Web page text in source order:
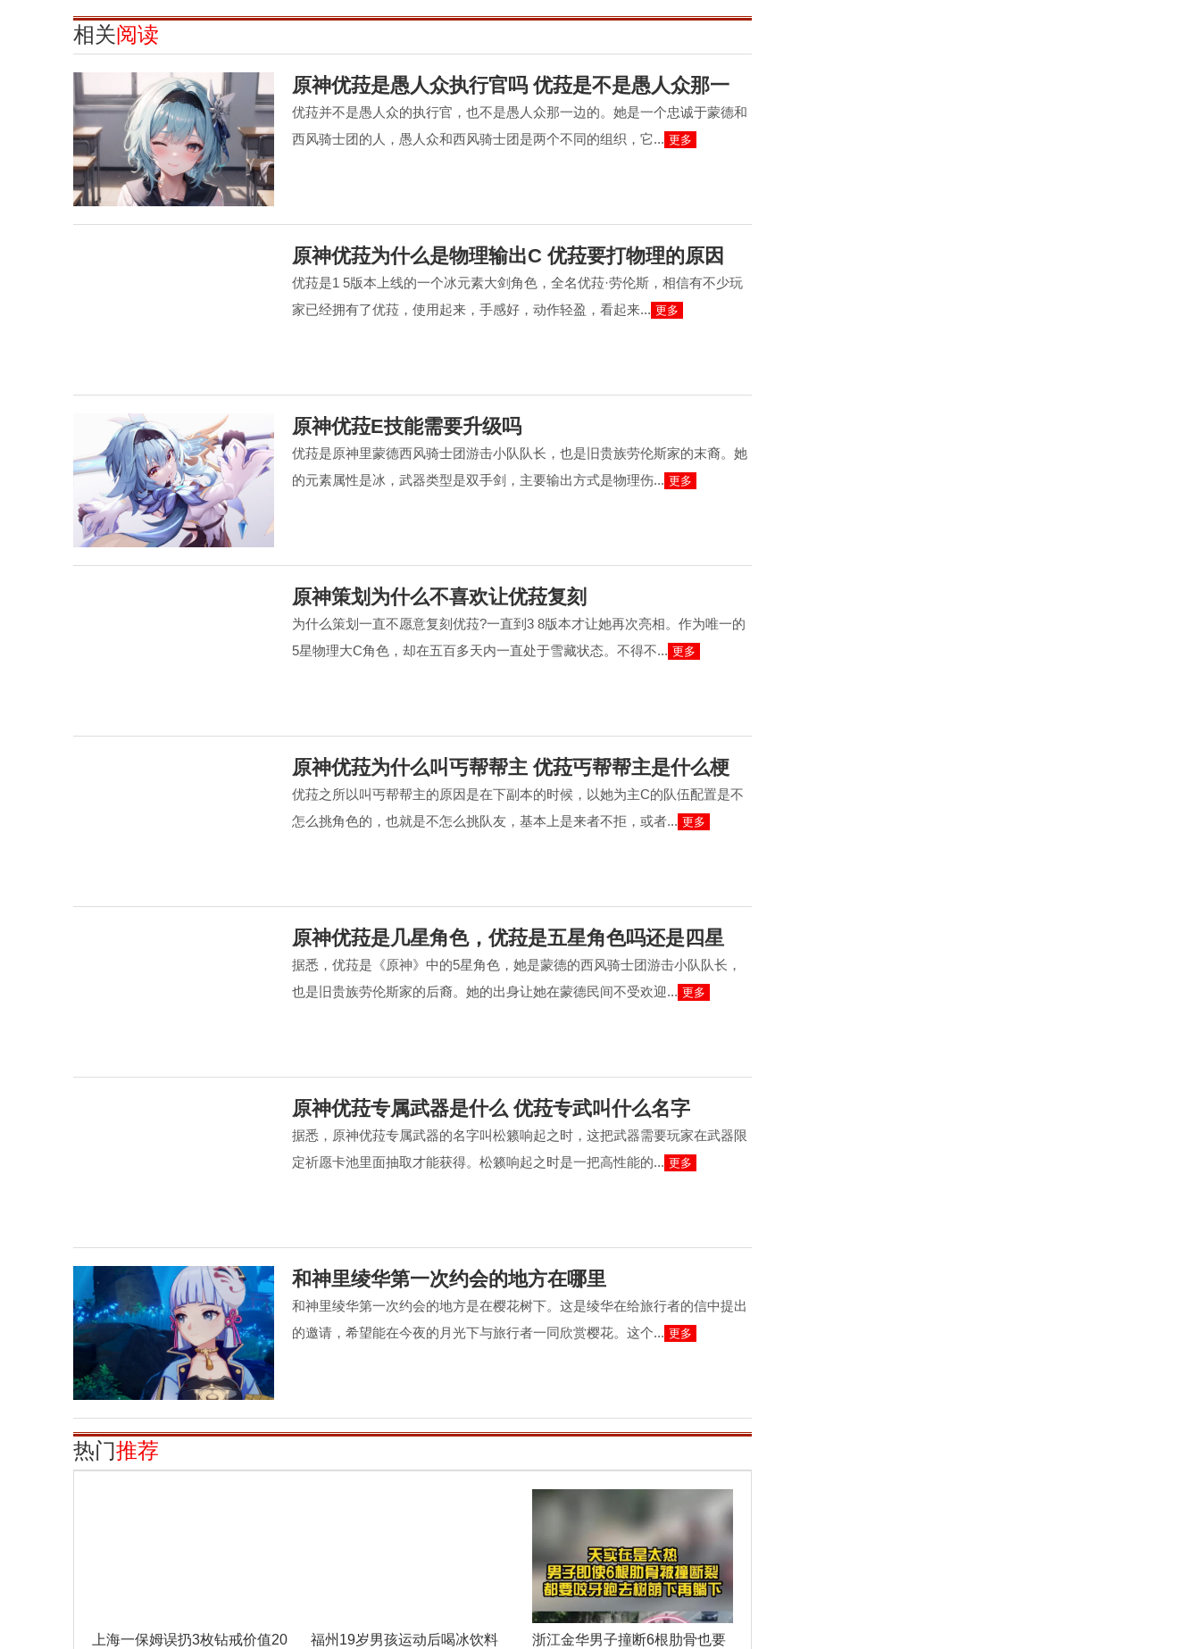
相关阅读
原神优菈是愚人众执行官吗 优菈是不是愚人众那一
优菈并不是愚人众的执行官，也不是愚人众那一边的。她是一个忠诚于蒙德和
西风骑士团的人，愚人众和西风骑士团是两个不同的组织，它... 更多
原神优菈为什么是物理输出C 优菈要打物理的原因
优菈是1 5版本上线的一个冰元素大剑角色，全名优菈·劳伦斯，相信有不少玩
家已经拥有了优菈，使用起来，手感好，动作轻盈，看起来... 更多
原神优菈E技能需要升级吗
优菈是原神里蒙德西风骑士团游击小队队长，也是旧贵族劳伦斯家的末裔。她
的元素属性是冰，武器类型是双手剑，主要输出方式是物理伤... 更多
原神策划为什么不喜欢让优菈复刻
为什么策划一直不愿意复刻优菈?一直到3 8版本才让她再次亮相。作为唯一的
5星物理大C角色，却在五百多天内一直处于雪藏状态。不得不... 更多
原神优菈为什么叫丐帮帮主 优菈丐帮帮主是什么梗
优菈之所以叫丐帮帮主的原因是在下副本的时候，以她为主C的队伍配置是不
怎么挑角色的，也就是不怎么挑队友，基本上是来者不拒，或者... 更多
原神优菈是几星角色，优菈是五星角色吗还是四星
据悉，优菈是《原神》中的5星角色，她是蒙德的西风骑士团游击小队队长，
也是旧贵族劳伦斯家的后裔。她的出身让她在蒙德民间不受欢迎... 更多
原神优菈专属武器是什么 优菈专武叫什么名字
据悉，原神优菈专属武器的名字叫松籁响起之时，这把武器需要玩家在武器限
定祈愿卡池里面抽取才能获得。松籁响起之时是一把高性能的... 更多
和神里绫华第一次约会的地方在哪里
和神里绫华第一次约会的地方是在樱花树下。这是绫华在给旅行者的信中提出
的邀请，希望能在今夜的月光下与旅行者一同欣赏樱花。这个... 更多
热门推荐
上海一保姆误扔3枚钻戒价值20 福州19岁男孩运动后喝冰饮料 浙江金华男子撞断6根肋骨也要